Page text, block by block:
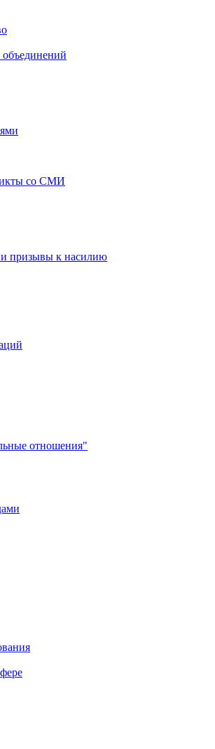
объединений
со СМИ
и призывы к насилию
отношения"